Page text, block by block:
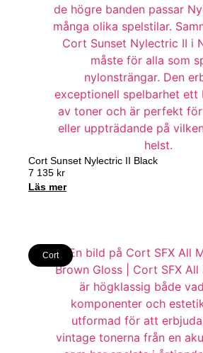
Cort Sunset Nylectric II Black
7 135 kr
Läs mer
Cort